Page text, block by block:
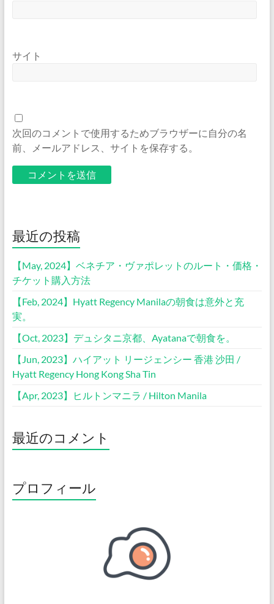
サイト
次回のコメントで使用するためブラウザーに自分の名
前、メールアドレス、サイトを保存する。
最近の投稿
【May, 2024】ベネチア・ヴァポレットのルート・価格・
チケット購入方法
【Feb, 2024】Hyatt Regency Manilaの朝食は意外と充
実。
【Oct, 2023】デュシタニ京都、Ayatanaで朝食を。
【Jun, 2023】ハイアット リージェンシー 香港 沙田 /
Hyatt Regency Hong Kong Sha Tin
【Apr, 2023】ヒルトンマニラ / Hilton Manila
最近のコメント
プロフィール